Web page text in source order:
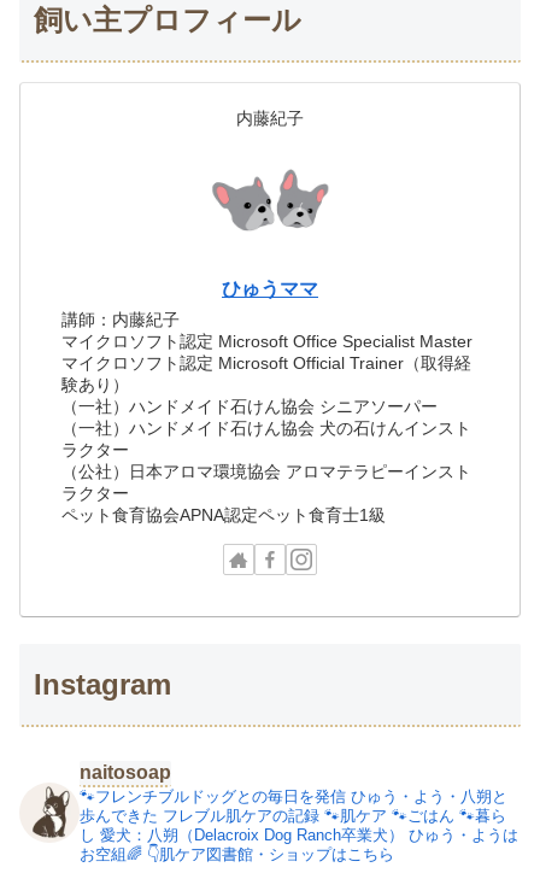
飼い主プロフィール
内藤紀子
ひゅうママ
講師：内藤紀子
マイクロソフト認定 Microsoft Office Specialist Master
マイクロソフト認定 Microsoft Official Trainer（取得経
験あり）
（一社）ハンドメイド石けん協会 シニアソーパー
（一社）ハンドメイド石けん協会 犬の石けんインスト
ラクター
（公社）日本アロマ環境協会 アロマテラピーインスト
ラクター
ペット食育協会APNA認定ペット食育士1級
Instagram
naitosoap
🐾フレンチブルドッグとの毎日を発信 ひゅう・よう・八朔と
歩んできた フレブル肌ケアの記録 🐾肌ケア 🐾ごはん 🐾暮ら
し 愛犬：八朔（Delacroix Dog Ranch卒業犬）
ひゅう・ようは
お空組🌈 👇肌ケア図書館・ショップはこちら